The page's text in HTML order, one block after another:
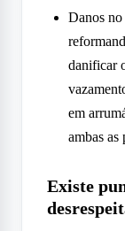
Danos no
danificar
em
ambas as
Existe